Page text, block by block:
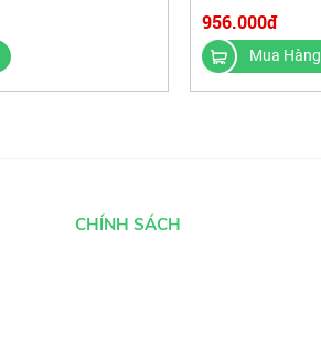
956.000đ
Mua Hàng
CHÍNH SÁCH